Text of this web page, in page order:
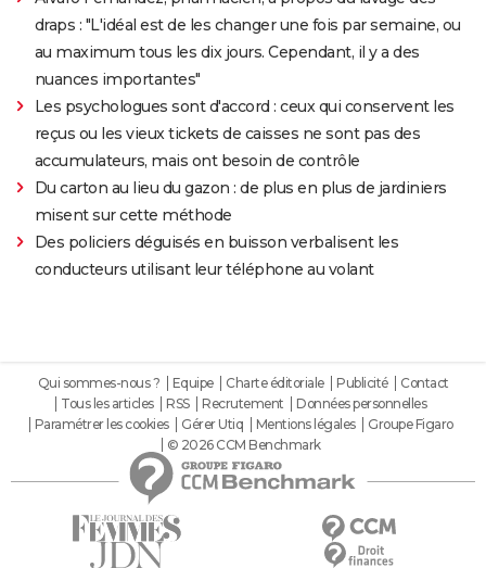
draps : "L'idéal est de les changer une fois par semaine, ou
au maximum tous les dix jours. Cependant, il y a des
nuances importantes"
Les psychologues sont d'accord : ceux qui conservent les
reçus ou les vieux tickets de caisses ne sont pas des
accumulateurs, mais ont besoin de contrôle
Du carton au lieu du gazon : de plus en plus de jardiniers
misent sur cette méthode
Des policiers déguisés en buisson verbalisent les
conducteurs utilisant leur téléphone au volant
Qui sommes-nous ? Equipe Charte éditoriale Publicité
Contact
Tous les articles
RSS Recrutement
Données personnelles
Paramétrer les cookies
Gérer Utiq Mentions légales
Groupe Figaro
© 2026 CCM Benchmark